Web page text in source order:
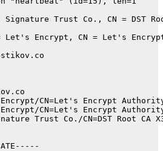
Trust Co., CN = DST
Let's Encrypt, CN = Let's
CN=Let's Encrypt
CN=Let's Encrypt
Trust Co./CN=DST Root CA